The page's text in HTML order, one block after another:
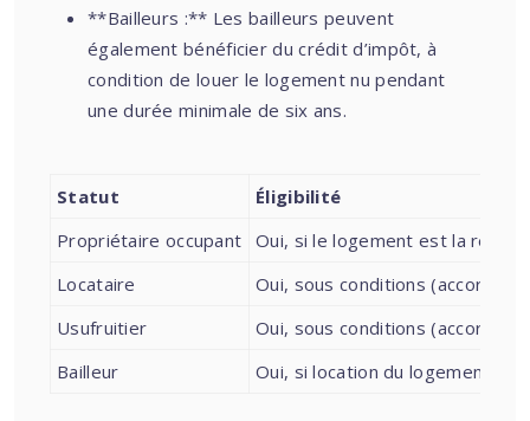
**Bailleurs :** Les bailleurs peuvent
également bénéficier du crédit d’impôt, à
condition de louer le logement nu pendant
une durée minimale de six ans.
Statut
Éligibilité
Propriétaire occupant Oui, si le logement est la
Locataire
Oui, sous conditions (accord
Usufruitier
Oui, sous conditions (accord
Bailleur
Oui, si location du logement nu